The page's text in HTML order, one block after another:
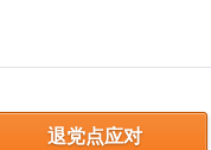
退党点应对